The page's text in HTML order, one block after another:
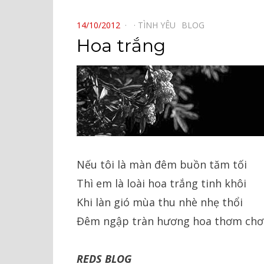
POSTED
ON
14/10/2012 TÌNH YÊU⠀ BLOG⠀
Hoa trắng
Nếu tôi là màn đêm buồn tăm tối
Thì em là loài hoa trắng tinh khôi
Khi làn gió mùa thu nhè nhẹ thổi
Đêm ngập tràn hương hoa thơm
REDS BLOG